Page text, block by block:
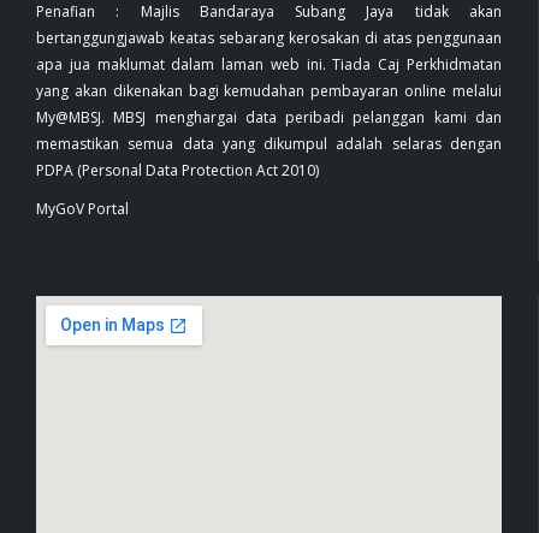
Penafian : Majlis Bandaraya Subang Jaya tidak akan
bertanggungjawab keatas sebarang kerosakan di atas penggunaan
apa jua maklumat dalam laman web ini. Tiada Caj Perkhidmatan
yang akan dikenakan bagi kemudahan pembayaran online melalui
My@MBSJ. MBSJ menghargai data peribadi pelanggan kami dan
memastikan semua data yang dikumpul adalah selaras dengan
PDPA (Personal Data Protection Act 2010)
MyGoV Portal